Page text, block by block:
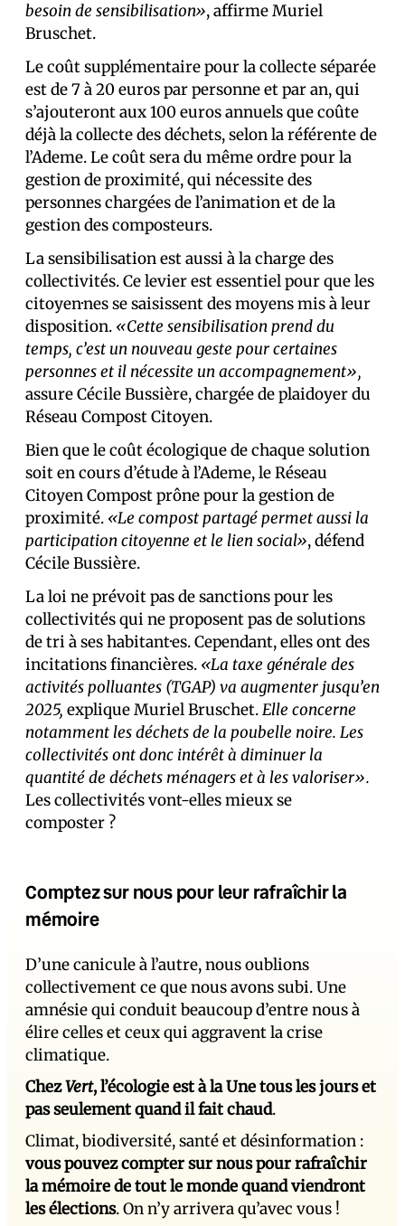
besoin de sensibilisation», affirme Muriel
Bruschet.
Le coût supplémentaire pour la collecte séparée
est de 7 à 20 euros par personne et par an, qui
s’ajouteront aux 100 euros annuels que coûte
déjà la collecte des déchets, selon la référente de
l’Ademe. Le coût sera du même ordre pour la
gestion de proximité, qui nécessite des
personnes chargées de l’animation et de la
gestion des composteurs.
La sensibilisation est aussi à la charge des
collectivités. Ce levier est essentiel pour que les
citoyen·nes se saisissent des moyens mis à leur
disposition. «Cette sensibilisation prend du
temps, c’est un nouveau geste pour certaines
personnes et il nécessite un accompagnement»,
assure Cécile Bussière, chargée de plaidoyer du
Réseau Compost Citoyen.
Bien que le coût écologique de chaque solution
soit en cours d’étude à l’Ademe, le Réseau
Citoyen Compost prône pour la gestion de
proximité. «Le compost partagé permet aussi la
participation citoyenne et le lien social», défend
Cécile Bussière.
La loi ne prévoit pas de sanctions pour les
collectivités qui ne proposent pas de solutions
de tri à ses habitant·es. Cependant, elles ont des
incitations financières. «La taxe générale des
activités polluantes (TGAP) va augmenter jusqu’en
2025, explique Muriel Bruschet.Elle concerne
notamment les déchets de la poubelle noire. Les
collectivités ont donc intérêt à diminuer la
quantité de déchets ménagers et à les valoriser».
Les collectivités vont-elles mieux se
composter ?
Comptez sur nous pour leur rafraîchir la
mémoire
D’une canicule à l’autre, nous oublions
collectivement ce que nous avons subi. Une
amnésie qui conduit beaucoup d’entre nous à
élire celles et ceux qui aggravent la crise
climatique.
ChezVert, l’écologie est à la Une tous les jours et
pas seulement quand il fait chaud.
Climat, biodiversité, santé et désinformation :
vous pouvez compter sur nous pour rafraîchir
la mémoire de tout le monde quand viendront
les élections. On n’y arrivera qu’avec vous !